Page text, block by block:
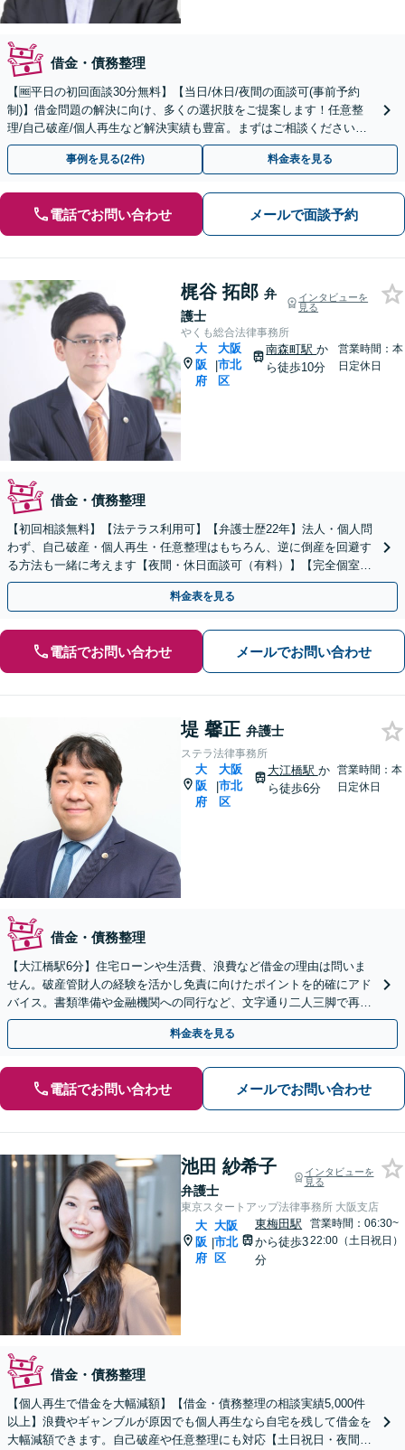
借金・債務整理
【🆓平日の初回面談30分無料】【当日/休日/夜間の面談可(事前予約
制)】借金問題の解決に向け、多くの選択肢をご提案します！任意整
理/自己破産/個人再生など解決実績も豊富。まずはご相談ください！
【弁護士歴20年以上】
事例を見る(2件) 料金表を見る
電話でお問い合わせ メールで面談予約
梶谷 拓郎 弁
護士
インタビューを
見る
やくも総合法律事務所
大
阪
府
|
大阪
市北
区
南森町駅か
ら徒歩10分
営業時間：本
日定休日
借金・債務整理
【初回相談無料】【法テラス利用可】【弁護士歴22年】法人・個人問
わず、自己破産・個人再生・任意整理はもちろん、逆に倒産を回避す
る方法も一緒に考えます【夜間・休日面談可（有料）】【完全個室】
【北浜駅徒歩10分】
料金表を見る
電話でお問い合わせ メールでお問い合わせ
堤 馨正 弁護士
ステラ法律事務所
大
阪
府
|
大阪
市北
区
大江橋駅 か
ら徒歩6分
営業時間：本
日定休日
借金・債務整理
【大江橋駅6分】住宅ローンや生活費、浪費など借金の理由は問いま
せん。破産管財人の経験を活かし免責に向けたポイントを的確にアド
バイス。書類準備や金融機関への同行など、文字通り二人三脚で再出
発を後押しします【事前予約にて当日・休日・夜間面談可】
料金表を見る
電話でお問い合わせ メールでお問い合わせ
池田 紗希子
弁護士
インタビューを
見る
東京スタートアップ法律事務所 大阪支店
大
阪
府
|
大阪
市北
区
東梅田駅
から徒歩3
分
営業時間：06:30~
22:00（土日祝日）
借金・債務整理
【個人再生で借金を大幅減額】【借金・債務整理の相談実績5,000件
以上】浪費やギャンブルが原因でも個人再生なら自宅を残して借金を
大幅減額できます。自己破産や任意整理にも対応【土日祝日・夜間も